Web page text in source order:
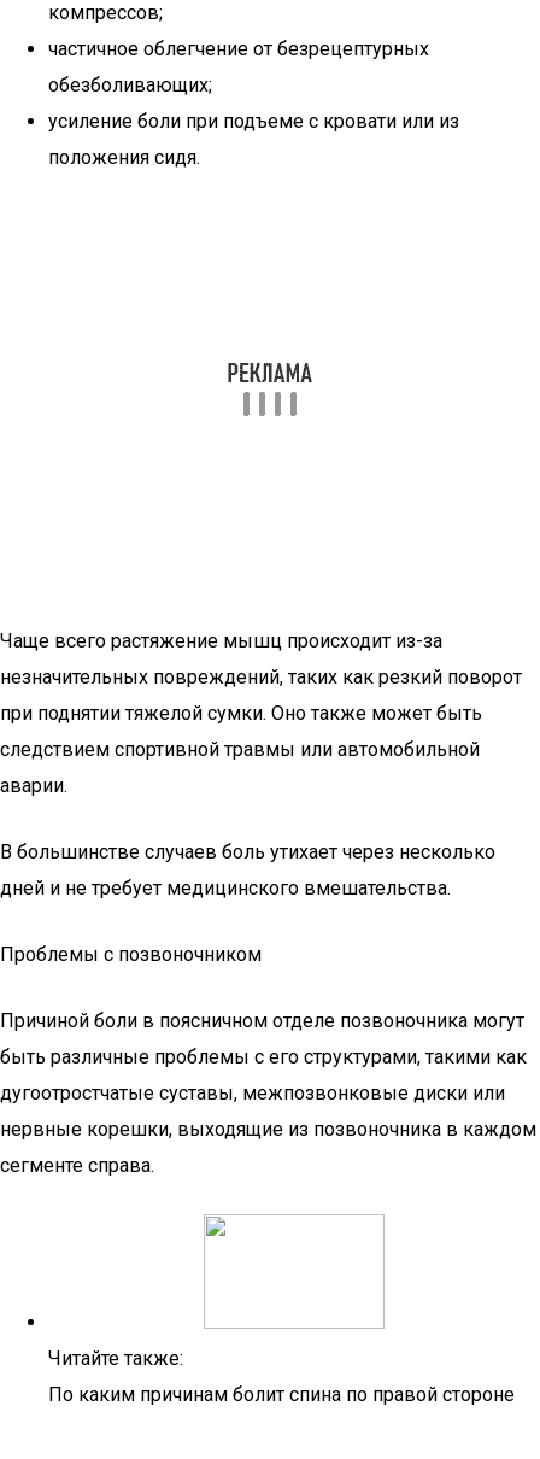
компрессов;
частичное облегчение от безрецептурных
обезболивающих;
усиление боли при подъеме с кровати или из
положения сидя.
Чаще всего растяжение мышц происходит из-за
незначительных повреждений, таких как резкий поворот
при поднятии тяжелой сумки. Оно также может быть
следствием спортивной травмы или автомобильной
аварии.
В большинстве случаев боль утихает через несколько
дней и не требует медицинского вмешательства.
Проблемы с позвоночником
Причиной боли в поясничном отделе позвоночника могут
быть различные проблемы с его структурами, такими как
дугоотростчатые суставы, межпозвонковые диски или
нервные корешки, выходящие из позвоночника в каждом
сегменте справа.
Читайте также:
По каким причинам болит спина по правой стороне